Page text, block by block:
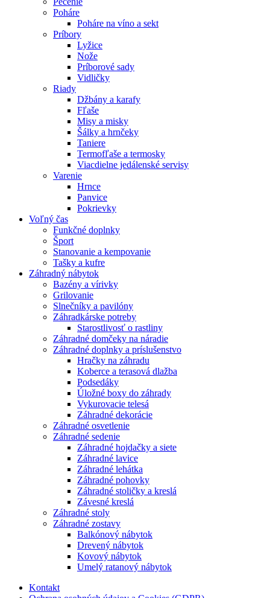
Poháre
Poháre na víno a sekt
Príbory
Lyžice
Nože
Príborové sady
Vidličky
Riady
Džbány a karafy
Fľaše
Misy a misky
Šálky a hrnčeky
Taniere
Termofľaše a termosky
Viacdielne jedálenské servisy
Varenie
Hrnce
Panvice
Pokrievky
Voľný čas
Funkčné doplnky
Šport
Stanovanie a kempovanie
Tašky a kufre
Záhradný nábytok
Bazény a vírivky
Grilovanie
Slnečníky a pavilóny
Záhradkárske potreby
Starostlivosť o rastliny
Záhradné domčeky na náradie
Záhradné doplnky a príslušenstvo
Hračky na záhradu
Koberce a terasová dlažba
Podsedáky
Úložné boxy do záhrady
Vykurovacie telesá
Záhradné dekorácie
Záhradné osvetlenie
Záhradné sedenie
Záhradné hojdačky a siete
Záhradné lavice
Záhradné lehátka
Záhradné pohovky
Záhradné stoličky a kreslá
Závesné kreslá
Záhradné stoly
Záhradné zostavy
Balkónový nábytok
Drevený nábytok
Kovový nábytok
Umelý ratanový nábytok
Kontakt